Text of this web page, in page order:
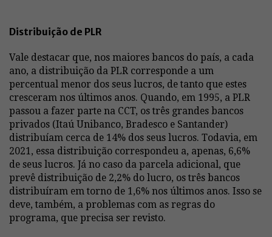
Distribuição de PLR
Vale destacar que, nos maiores bancos do país, a cada
ano, a distribuição da PLR corresponde a um
percentual menor dos seus lucros, de tanto que estes
cresceram nos últimos anos. Quando, em 1995, a PLR
passou a fazer parte na CCT, os três grandes bancos
privados (Itaú Unibanco, Bradesco e Santander)
distribuíam cerca de 14% dos seus lucros. Todavia, em
2021, essa distribuição correspondeu a, apenas, 6,6%
de seus lucros. Já no caso da parcela adicional, que
prevê distribuição de 2,2% do lucro, os três bancos
distribuíram em torno de 1,6% nos últimos anos. Isso se
deve, também, a problemas com as regras do
programa, que precisa ser revisto.